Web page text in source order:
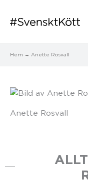
Hem Anette Rosvall
Anette Rosvall